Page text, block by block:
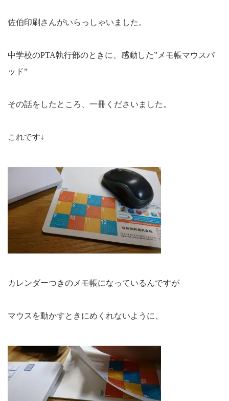
佐伯印刷さんがいらっしゃいました。
中学校のPTA執行部のときに、感動した”メモ帳マウスパ
ッド”
その話をしたところ、一冊くださいました。
これです↓
カレンダーつきのメモ帳になっているんですが
マウスを動かすときにめくれないように、